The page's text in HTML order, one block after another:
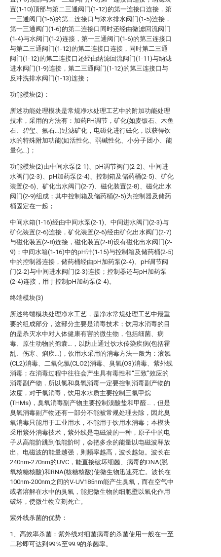
置(1-10)顶部与第二三通阀门(1-12)的第一连接口连接，第
一三通阀门(1-6)的第二连接口与浓水排水阀门(1-5)连接，
第一三通阀门(1-6)的第二连接口同时还经由微滤回流阀门
(1-4)与水阀门(1-2)连接，第一三通阀门(1-6)的第三连接口
与第二三通阀门(1-12)的第二连接口连接，同时第二三通
阀门(1-12)的第二连接口还经由纳滤回流阀门(1-11)与纳滤
进水阀门(1-9)连接，第二三通阀门(1-12)的第三连接口与
反冲洗排水阀门(1-13)连接；
功能模块(2)：
所述功能处理模块是常规净水处理工艺中的附加功能处理
技术，采用的方法有：加药PH调节，矿化(如麦饭石、木鱼
石、碧玺、氟石…)过滤矿化，电磁化进行磁化，以获得饮
水的特殊附加功能(如活性化、弱碱性化、小分子团小、能
量化…)；
功能模块(2)由中间水泵(2-1)、pH调节阀门(2-2)、中间进
水阀门(2-3)、pH加药泵(2-4)、控制箱及储药桶(2-5)、矿化
装置(2-6)、矿化出水阀门(2-7)、磁化装置(2-8)、磁化出水
阀门(2-9)组成；其中控制箱及储药桶(2-5)为控制器及储药
桶固定在一起；
中间水箱(1-16)经由中间水泵(2-1)、中间进水阀门(2-3)与
矿化装置(2-6)连接，矿化装置(2-6)经由矿化出水阀门(2-7)
与磁化装置(2-8)连接，磁化装置(2-8)设有磁化出水阀门(2-
9)；中间水箱(1-16)中的pH计(1-15)与控制箱及储药桶(2-5)
中的控制器连接，储药桶经由pH加药泵(2-4)、pH调节阀
门(2-2)与中间进水阀门(2-3)连接；控制器还与pH加药泵
(2-4)连接，用于控制pH加药泵(2-4)。
终端模块(3)
所述终端模块处理净水工艺，是净水常规处理工艺中最重
要的组成部分，这部分主要是消毒技术；饮用水消毒的目
的是杀灭水中对人体健康有害的微生物，包括细菌、病
毒、原生动物的孢囊…，以防止通过饮水传染疾病(包括霍
乱、伤寒、痢疾…)，饮用水采用的消毒方法一般为：液氯
(CL2)消毒、二氧化氯(CLO2)消毒、臭氧(O3)消毒、紫外线
消毒；在消毒过程中往往会产生具有毒性和“三致”效应的
消毒副产物，所以氯和臭氧消毒一定要控制消毒副产物的
浓度，对于氯消毒，饮用水水质主要控制三氯甲烷
(THMs)，臭氧消毒副产物主要控制溴酸盐和甲醛…，但是
臭氧消毒副产物还有一部分不能被常规处理去除，因此臭
氧消毒只能用于工业用水，不能用于饮用水消毒；本模块
采用紫外消毒技术，紫外线是电磁波的一种，原子中的电
子从高能阶跳到低能阶时，会把多余的能量以电磁波释放
出。电磁波的能量越强，则频率越高，波长越短。波长在
240nm-270nm的UVC，能直接破坏细菌、病毒的DNA(脱
氧核糖核酸)和RNA(核糖核酸)使微生物迅速死亡。波长在
100nm-200nm之间的V-UV185nm能产生臭氧，而在空气中
或者溶解在水中的臭氧，能把微生物的细胞壁以氧化作用
破坏，使微生物立刻死亡。
紫外线杀菌的优势：
1、高效率杀菌：紫外线对细菌病毒的杀菌使用一般在一至
二秒即可达到99％至99.9的杀菌率。